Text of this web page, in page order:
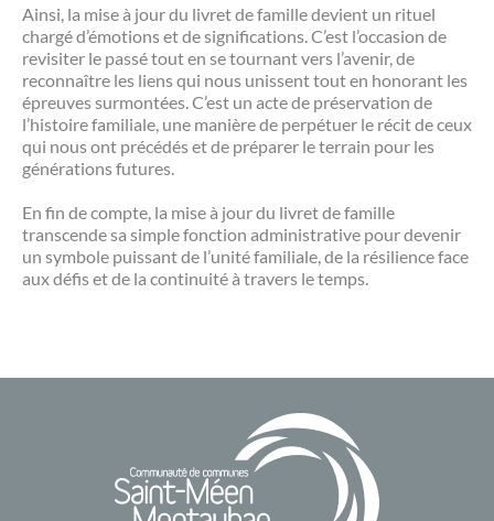
Ainsi, la mise à jour du livret de famille devient un rituel
chargé d’émotions et de significations. C’est l’occasion de
revisiter le passé tout en se tournant vers l’avenir, de
reconnaître les liens qui nous unissent tout en honorant les
épreuves surmontées. C’est un acte de préservation de
l’histoire familiale, une manière de perpétuer le récit de ceux
qui nous ont précédés et de préparer le terrain pour les
générations futures.
En fin de compte, la mise à jour du livret de famille
transcende sa simple fonction administrative pour devenir
un symbole puissant de l’unité familiale, de la résilience face
aux défis et de la continuité à travers le temps.